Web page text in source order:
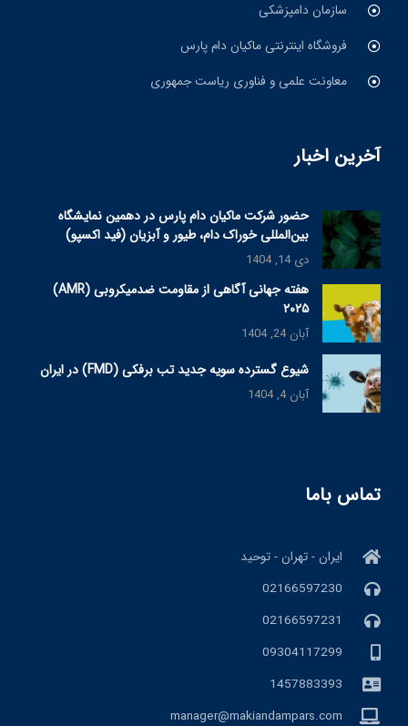
سازمان دامپزشکی
فروشگاه اینترنتی ماکیان دام پارس
معاونت علمی و فناوری ریاست جمهوری
آخرین اخبار
حضور شرکت ماکیان دام پارس در دهمین نمایشگاه
بین‌المللی خوراک دام، طیور و آبزیان (فید اکسپو)
دی 14, 1404
هفته جهانی آگاهی از مقاومت ضدمیکروبی (AMR)
۲۰۲۵
آبان 24, 1404
شیوع گسترده سویه جدید تب برفکی (FMD) در ایران
آبان 4, 1404
تماس باما
ایران - تهران - توحید
02166597230
02166597231
09304117299
1457883393
manager@makiandampars.com